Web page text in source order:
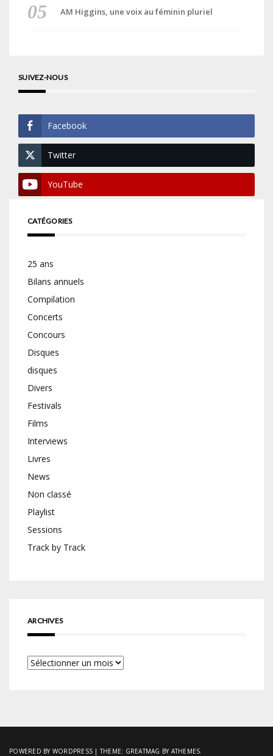
AM Higgins, une voix au féminin pluriel
SUIVEZ-NOUS
Facebook
Twitter
YouTube
CATÉGORIES
25 ans
Bilans annuels
Compilation
Concerts
Concours
Disques
disques
Divers
Festivals
Films
Interviews
Livres
News
Non classé
Playlist
Sessions
Track by Track
ARCHIVES
Archives
POWERED BY WORDPRESS |THEME: GREATMAG BY ATHEMES.